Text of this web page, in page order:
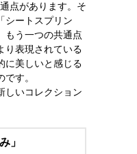
点があります。そ
シートスプリン
もう一つの共通点
り表現されている
に美しいと感じる
す。
しいコレクション
」